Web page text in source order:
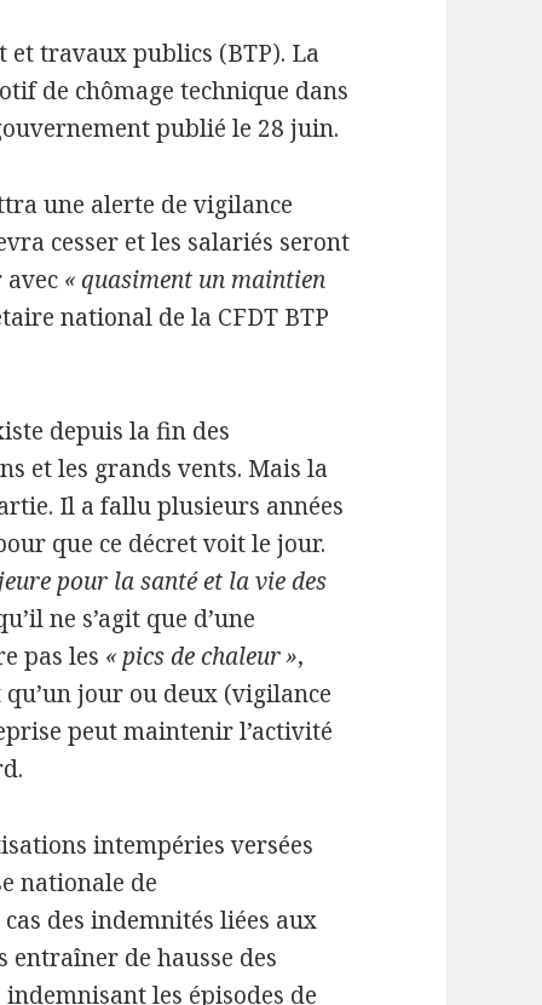
et travaux publics (BTP). La
de chômage technique dans
publié le 28 juin.
une alerte de vigilance
cesser et les salariés seront
« quasiment un maintien
national de la CFDT BTP
depuis la fin des
et les grands vents. Mais la
Il a fallu plusieurs années
que ce décret voit le jour.
pour la santé et la vie des
ne s’agit que d’une
pas les « pics de chaleur»,
jour ou deux (vigilance
peut maintenir l’activité
intempéries versées
nationale de
des indemnités liées aux
de hausse des
les épisodes de